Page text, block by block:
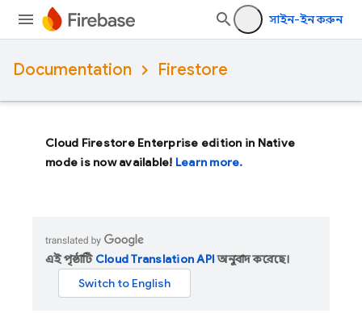
সাইন-ইন করুন
Documentation Firestore
Cloud Firestore Enterprise edition in Native
mode is now available! Learn more.
এই পৃষ্ঠাটি Cloud Translation APIঅনুবাদ করেছে।